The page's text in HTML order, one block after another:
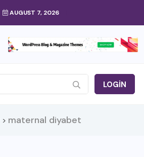
AUGUST 7, 2026
LOGIN
> maternal diyabet